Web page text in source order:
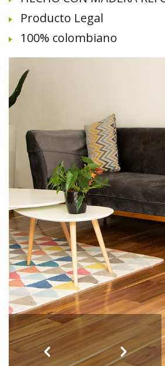
Producto Legal
100% colombiano